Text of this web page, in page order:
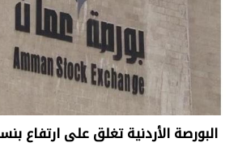
البورصة الأردنية تغلق على ارتفاع بنسبة